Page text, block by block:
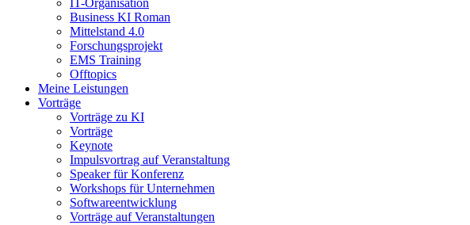
IT-Organisation
Business KI Roman
Mittelstand 4.0
Forschungsprojekt
EMS Training
Offtopics
Meine Leistungen
Vorträge
Vorträge zu KI
Vorträge
Keynote
Impulsvortrag auf Veranstaltung
Speaker für Konferenz
Workshops für Unternehmen
Softwareentwicklung
Vorträge auf Veranstaltungen